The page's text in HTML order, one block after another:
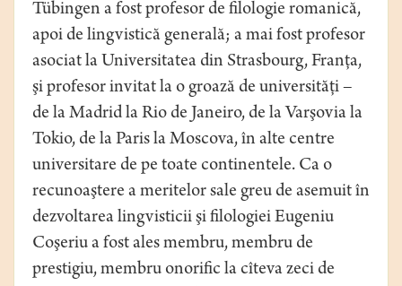
Tübingen a fost profesor de filologie romanică,
apoi de lingvistică generală; a mai fost profesor
asociat la Universitatea din Strasbourg, Franţa,
şi profesor invitat la o groază de universităţi –
de la Madrid la Rio de Janeiro, de la Varşovia la
Tokio, de la Paris la Moscova, în alte centre
universitare de pe toate continentele. Ca o
recunoaştere a meritelor sale greu de asemuit în
dezvoltarea lingvisticii şi filologiei Eugeniu
Coşeriu a fost ales membru, membru de
prestigiu, membru onorific la cîteva zeci de